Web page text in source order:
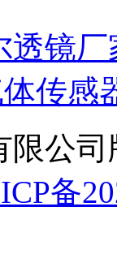
透镜厂
传感
公司
备